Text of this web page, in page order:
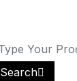
Search